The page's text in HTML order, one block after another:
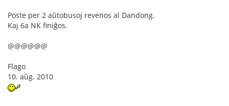
Poste per 2 aŭtobusoj revenos al Dandong.
Kaj 6a NK finiĝos.
@@@@@@
Flago
10. aŭg. 2010